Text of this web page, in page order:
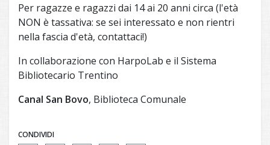
Per ragazze e ragazzi dai 14 ai 20 anni circa (l'età
NON è tassativa: se sei interessato e non rientri
nella fascia d'età, contattaci!)
In collaborazione con HarpoLab e il Sistema
Bibliotecario Trentino
Canal San Bovo, Biblioteca Comunale
CONDIVIDI